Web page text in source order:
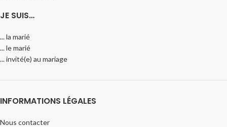
JE SUIS…
... la marié
... le marié
... invité(e) au mariage
INFORMATIONS LÉGALES
Nous contacter